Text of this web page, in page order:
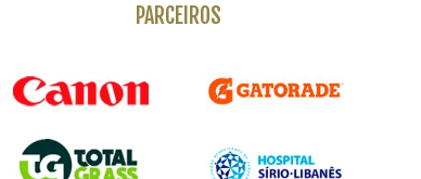
PARCEIROS